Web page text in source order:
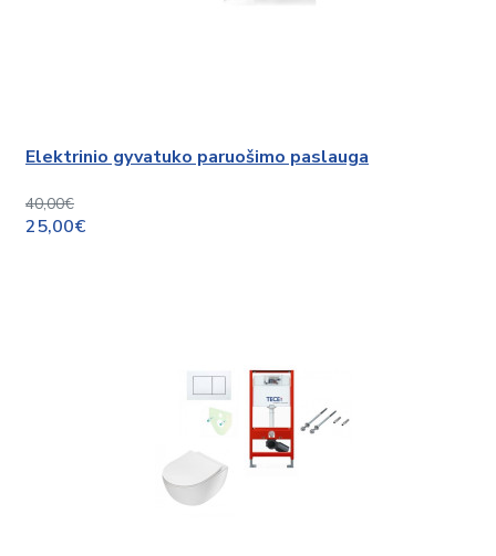
Elektrinio gyvatuko paruošimo paslauga
40,00€
25,00€